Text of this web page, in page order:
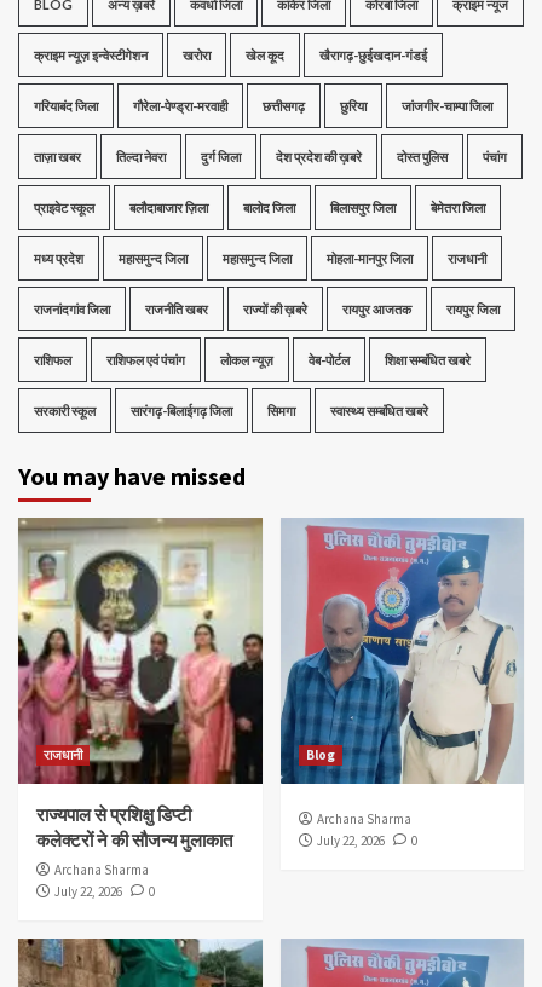
BLOG अन्य ख़बरे कवर्धा जिला कांकेर जिला कोरबा जिला क्राइम न्यूज
क्राइम न्यूज़ इन्वेस्टीगेशन खरोरा खेल कूद खैरागढ़-छुईखदान-गंडई
गरियाबंद जिला गौरेला-पेण्ड्रा-मरवाही छत्तीसगढ़ छुरिया जांजगीर-चाम्पा जिला
ताज़ा खबर तिल्दा नेवरा दुर्ग जिला देश प्रदेश की ख़बरे दोस्त पुलिस पंचांग
प्राइवेट स्कूल बलौदाबाजार ज़िला बालोद जिला बिलासपुर जिला बेमेतरा जिला
मध्‍य प्रदेश महासमुन्द जिला महासमुन्द जिला मोहला-मानपुर जिला राजधानी
राजनांदगांव जिला राजनीति खबर राज्यों की ख़बरे रायपुर आजतक रायपुर जिला
राशिफल राशिफल एवं पंचांग लोकल न्यूज़ वेब-पोर्टल शिक्षा सम्बंधित खबरे
सरकारी स्कूल सारंगढ़-बिलाईगढ़ जिला सिमगा स्वास्थ्य सम्बंधित खबरे
You may have missed
राजधानी
राज्यपाल से प्रशिक्षु डिप्टी
कलेक्टरों ने की सौजन्य मुलाकात
Archana Sharma
July 22, 2026
0
Blog
Archana Sharma
July 22, 2026
0